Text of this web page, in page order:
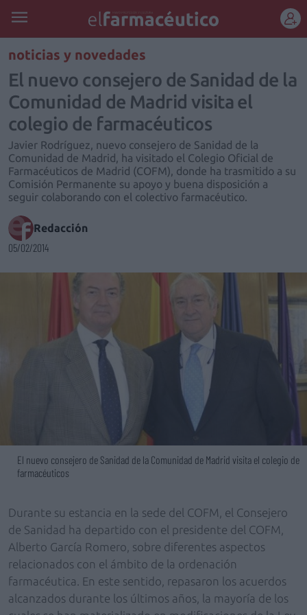
REGÍSTRATE
noticias y novedades
El nuevo consejero de Sanidad de la
Comunidad de Madrid visita el
colegio de farmacéuticos
Javier Rodríguez, nuevo consejero de Sanidad de la
Comunidad de Madrid, ha visitado el Colegio Oficial de
Farmacéuticos de Madrid (COFM), donde ha trasmitido a su
Comisión Permanente su apoyo y buena disposición a
seguir colaborando con el colectivo farmacéutico.
Redacción
05/02/2014
El nuevo consejero de Sanidad de la Comunidad de Madrid visita el colegio de
farmacéuticos
Durante su estancia en la sede del COFM, el Consejero
de Sanidad ha departido con el presidente del COFM,
Alberto García Romero, sobre diferentes aspectos
relacionados con el ámbito de la ordenación
farmacéutica. En este sentido, repasaron los acuerdos
alcanzados durante los últimos años, la mayoría de los